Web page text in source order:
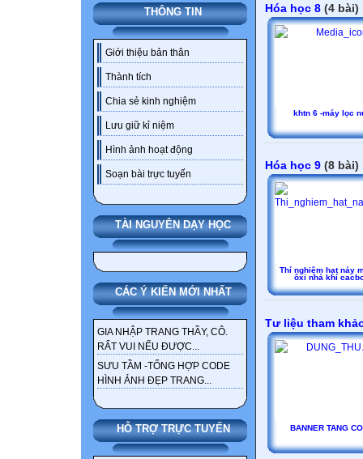
THÔNG TIN
Giới thiệu bản thân
Thành tích
Chia sẻ kinh nghiệm
Lưu giữ kỉ niệm
Hình ảnh hoạt động
Soạn bài trực tuyến
TÀI NGUYÊN DẠY HỌC
CÁC Ý KIẾN MỚI NHẤT
GIA NHẬP TRANG THẦY, CÔ.
RẤT VUI NẾU ĐƯỢC...
SƯU TẦM -TỔNG HỢP CODE
HÌNH ẢNH ĐẸP TRANG...
HỖ TRỢ TRỰC TUYẾN
Hóa học 8 (4 bài)
khtn 6 -máy lọc
Hóa học 9 (8 bài)
Thí nghiệm hạt nảy
ôxi nhả khí
Tư liệu tham
BANNER TANG